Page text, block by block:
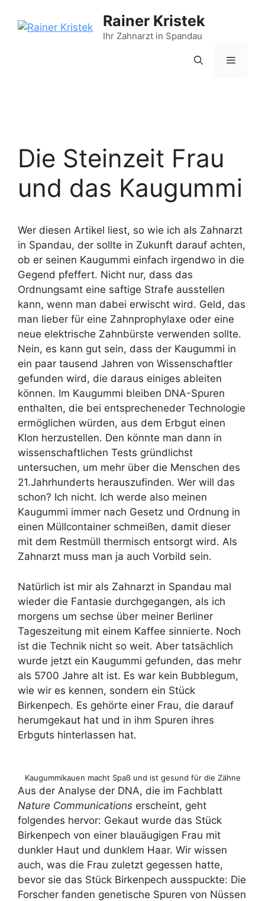
Inhalt
Rainer Kristek
Ihr Zahnarzt in Spandau
Menü
Die Steinzeit Frau
und das Kaugummi
Wer diesen Artikel liest, so wie ich als Zahnarzt
in Spandau, der sollte in Zukunft darauf achten,
ob er seinen Kaugummi einfach irgendwo in die
Gegend pfeffert. Nicht nur, dass das
Ordnungsamt eine saftige Strafe ausstellen
kann, wenn man dabei erwischt wird. Geld, das
man lieber für eine Zahnprophylaxe oder eine
neue elektrische Zahnbürste verwenden sollte.
Nein, es kann gut sein, dass der Kaugummi in
ein paar tausend Jahren von Wissenschaftler
gefunden wird, die daraus einiges ableiten
können. Im Kaugummi bleiben DNA-Spuren
enthalten, die bei entsprecheneder Technologie
ermöglichen würden, aus dem Erbgut einen
Klon herzustellen. Den könnte man dann in
wissenschaftlichen Tests gründlichst
untersuchen, um mehr über die Menschen des
21.Jahrhunderts herauszufinden. Wer will das
schon? Ich nicht. Ich werde also meinen
Kaugummi immer nach Gesetz und Ordnung in
einen Müllcontainer schmeißen, damit dieser
mit dem Restmüll thermisch entsorgt wird. Als
Zahnarzt muss man ja auch Vorbild sein.
Natürlich ist mir als Zahnarzt in Spandau mal
wieder die Fantasie durchgegangen, als ich
morgens um sechse über meiner Berliner
Tageszeitung mit einem Kaffee sinnierte. Noch
ist die Technik nicht so weit. Aber tatsächlich
wurde jetzt ein Kaugummi gefunden, das mehr
als 5700 Jahre alt ist. Es war kein Bubblegum,
wie wir es kennen, sondern ein Stück
Birkenpech. Es gehörte einer Frau, die darauf
herumgekaut hat und in ihm Spuren ihres
Erbguts hinterlassen hat.
Kaugummikauen macht Spaß und ist gesund für die Zähne
Aus der Analyse der DNA, die im Fachblatt
Nature Communications erscheint, geht
folgendes hervor: Gekaut wurde das Stück
Birkenpech von einer blauäugigen Frau mit
dunkler Haut und dunklem Haar. Wir wissen
auch, was die Frau zuletzt gegessen hatte,
bevor sie das Stück Birkenpech ausspuckte: Die
Forscher fanden genetische Spuren von Nüssen